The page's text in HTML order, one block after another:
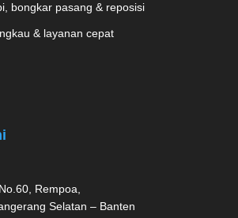
bongkar pasang & reposisi
& layanan cepat
Rempoa,
Selatan – Banten